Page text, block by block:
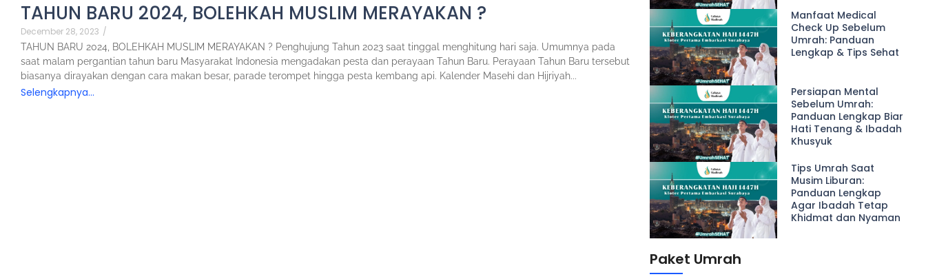
TAHUN BARU 2024, BOLEHKAH MUSLIM MERAYAKAN ?
December 28, 2023 /
TAHUN BARU 2024, BOLEHKAH MUSLIM MERAYAKAN ? Penghujung Tahun 2023 saat tinggal menghitung hari saja. Umumnya pada
saat malam pergantian tahun baru Masyarakat Indonesia mengadakan pesta dan perayaan Tahun Baru. Perayaan Tahun Baru tersebut
biasanya dirayakan dengan cara makan besar, parade terompet hingga pesta kembang api. Kalender Masehi dan Hijriyah...
Selengkapnya...
Manfaat Medical
Check Up Sebelum
Umrah: Panduan
Lengkap & Tips Sehat
Persiapan Mental
Sebelum Umrah:
Panduan Lengkap Biar
Hati Tenang & Ibadah
Khusyuk
Tips Umrah Saat
Musim Liburan:
Panduan Lengkap
Agar Ibadah Tetap
Khidmat dan Nyaman
Paket Umrah